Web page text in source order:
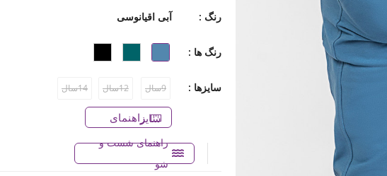
رنگ : آبی اقیانوسی
رنگ ها :
سایزها : 9سال 12سال 14سال
راهنمای سایز
راهنمای شست و
شو